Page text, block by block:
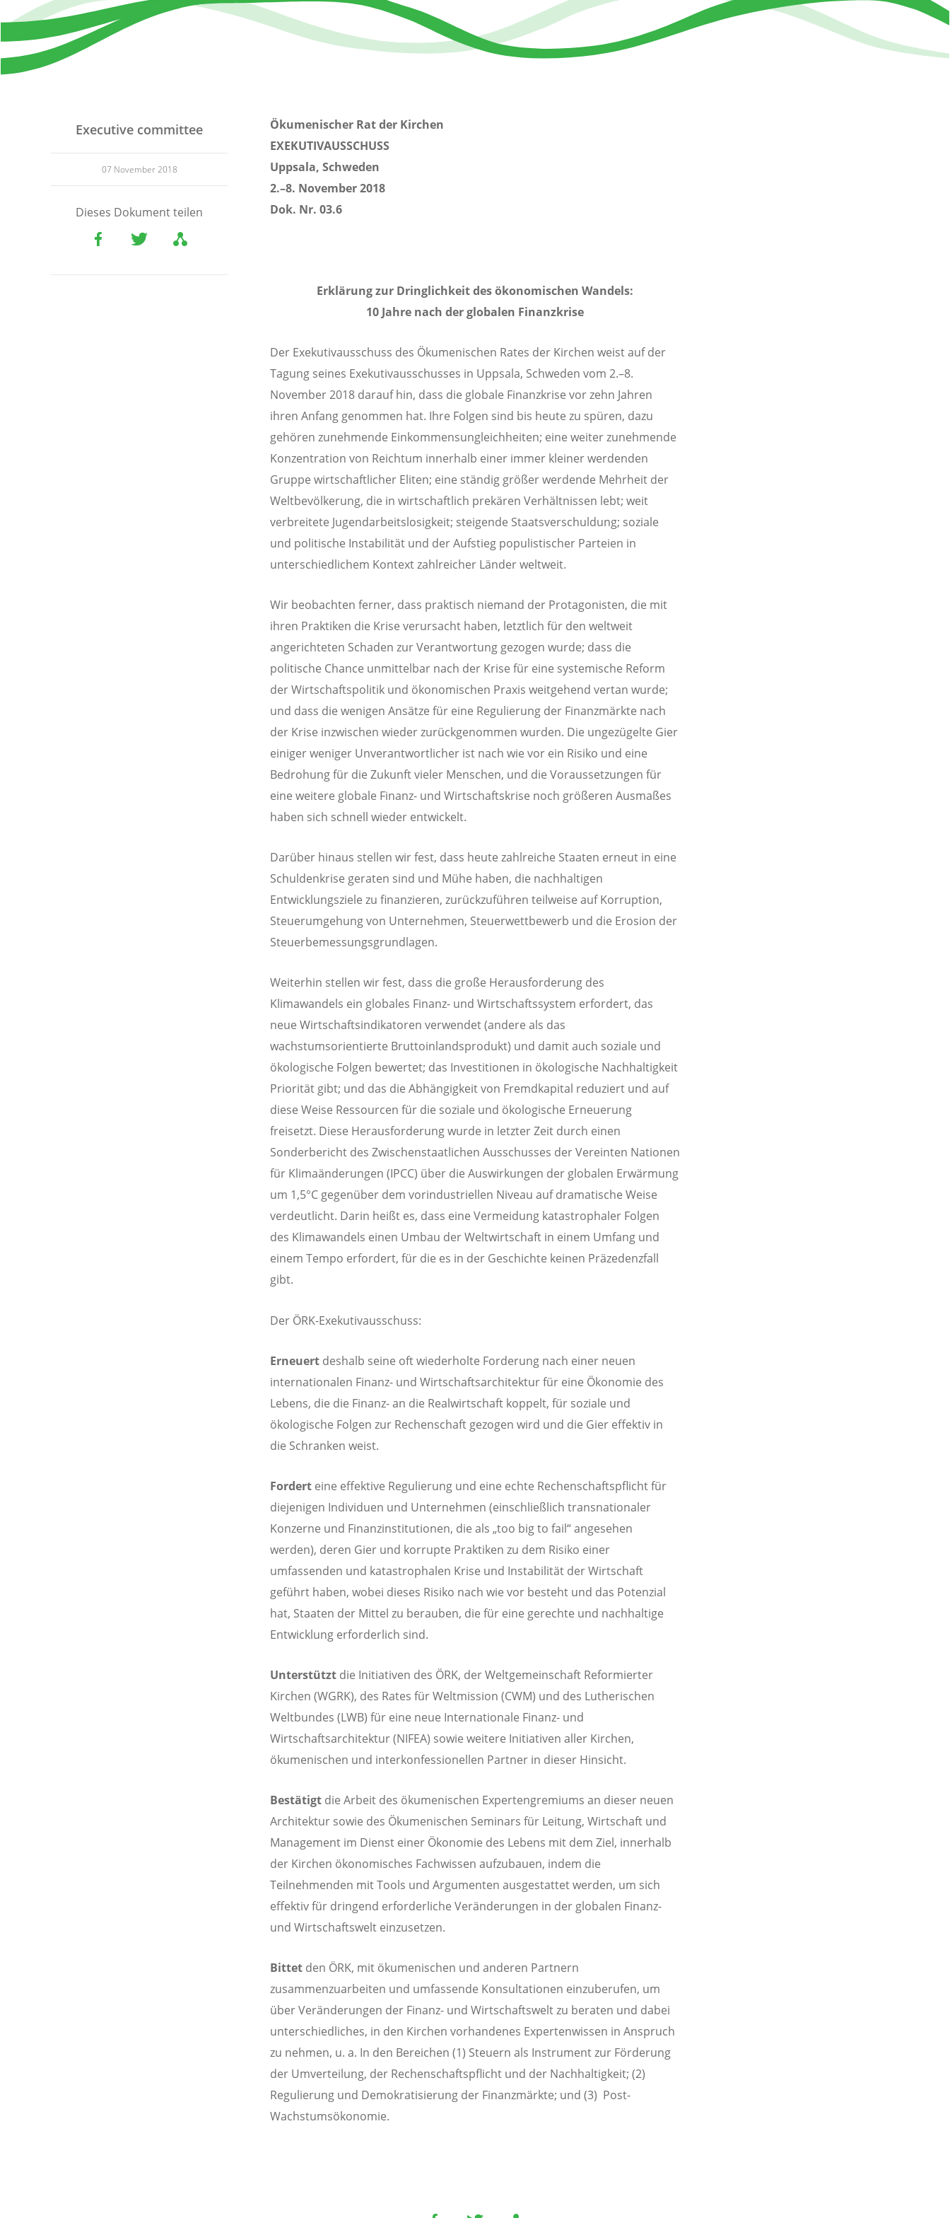
Executive committee
07 November 2018
Dieses Dokument teilen
Ökumenischer Rat der Kirchen
EXEKUTIVAUSSCHUSS
Uppsala, Schweden
2.–8. November 2018
Dok. Nr. 03.6
Erklärung zur Dringlichkeit des ökonomischen Wandels:
10 Jahre nach der globalen Finanzkrise
Der Exekutivausschuss des Ökumenischen Rates der Kirchen weist auf der
Tagung seines Exekutivausschusses in Uppsala, Schweden vom 2.–8.
November 2018 darauf hin, dass die globale Finanzkrise vor zehn Jahren
ihren Anfang genommen hat. Ihre Folgen sind bis heute zu spüren, dazu
gehören zunehmende Einkommensungleichheiten; eine weiter zunehmende
Konzentration von Reichtum innerhalb einer immer kleiner werdenden
Gruppe wirtschaftlicher Eliten; eine ständig größer werdende Mehrheit der
Weltbevölkerung, die in wirtschaftlich prekären Verhältnissen lebt; weit
verbreitete Jugendarbeitslosigkeit; steigende Staatsverschuldung; soziale
und politische Instabilität und der Aufstieg populistischer Parteien in
unterschiedlichem Kontext zahlreicher Länder weltweit.
Wir beobachten ferner, dass praktisch niemand der Protagonisten, die mit
ihren Praktiken die Krise verursacht haben, letztlich für den weltweit
angerichteten Schaden zur Verantwortung gezogen wurde; dass die
politische Chance unmittelbar nach der Krise für eine systemische Reform
der Wirtschaftspolitik und ökonomischen Praxis weitgehend vertan wurde;
und dass die wenigen Ansätze für eine Regulierung der Finanzmärkte nach
der Krise inzwischen wieder zurückgenommen wurden. Die ungezügelte Gier
einiger weniger Unverantwortlicher ist nach wie vor ein Risiko und eine
Bedrohung für die Zukunft vieler Menschen, und die Voraussetzungen für
eine weitere globale Finanz- und Wirtschaftskrise noch größeren Ausmaßes
haben sich schnell wieder entwickelt.
Darüber hinaus stellen wir fest, dass heute zahlreiche Staaten erneut in eine
Schuldenkrise geraten sind und Mühe haben, die nachhaltigen
Entwicklungsziele zu finanzieren, zurückzuführen teilweise auf Korruption,
Steuerumgehung von Unternehmen, Steuerwettbewerb und die Erosion der
Steuerbemessungsgrundlagen.
Weiterhin stellen wir fest, dass die große Herausforderung des
Klimawandels ein globales Finanz- und Wirtschaftssystem erfordert, das
neue Wirtschaftsindikatoren verwendet (andere als das
wachstumsorientierte Bruttoinlandsprodukt) und damit auch soziale und
ökologische Folgen bewertet; das Investitionen in ökologische Nachhaltigkeit
Priorität gibt; und das die Abhängigkeit von Fremdkapital reduziert und auf
diese Weise Ressourcen für die soziale und ökologische Erneuerung
freisetzt. Diese Herausforderung wurde in letzter Zeit durch einen
Sonderbericht des Zwischenstaatlichen Ausschusses der Vereinten Nationen
für Klimaänderungen (IPCC) über die Auswirkungen der globalen Erwärmung
um 1,5°C gegenüber dem vorindustriellen Niveau auf dramatische Weise
verdeutlicht. Darin heißt es, dass eine Vermeidung katastrophaler Folgen
des Klimawandels einen Umbau der Weltwirtschaft in einem Umfang und
einem Tempo erfordert, für die es in der Geschichte keinen Präzedenzfall
gibt.
Der ÖRK-Exekutivausschuss:
Erneuert deshalb seine oft wiederholte Forderung nach einer neuen
internationalen Finanz- und Wirtschaftsarchitektur für eine Ökonomie des
Lebens, die die Finanz- an die Realwirtschaft koppelt, für soziale und
ökologische Folgen zur Rechenschaft gezogen wird und die Gier effektiv in
die Schranken weist.
Fordert eine effektive Regulierung und eine echte Rechenschaftspflicht für
diejenigen Individuen und Unternehmen (einschließlich transnationaler
Konzerne und Finanzinstitutionen, die als „too big to fail“ angesehen
werden), deren Gier und korrupte Praktiken zu dem Risiko einer
umfassenden und katastrophalen Krise und Instabilität der Wirtschaft
geführt haben, wobei dieses Risiko nach wie vor besteht und das Potenzial
hat, Staaten der Mittel zu berauben, die für eine gerechte und nachhaltige
Entwicklung erforderlich sind.
Unterstützt die Initiativen des ÖRK, der Weltgemeinschaft Reformierter
Kirchen (WGRK), des Rates für Weltmission (CWM) und des Lutherischen
Weltbundes (LWB) für eine neue Internationale Finanz- und
Wirtschaftsarchitektur (NIFEA) sowie weitere Initiativen aller Kirchen,
ökumenischen und interkonfessionellen Partner in dieser Hinsicht.
Bestätigt die Arbeit des ökumenischen Expertengremiums an dieser neuen
Architektur sowie des Ökumenischen Seminars für Leitung, Wirtschaft und
Management im Dienst einer Ökonomie des Lebens mit dem Ziel, innerhalb
der Kirchen ökonomisches Fachwissen aufzubauen, indem die
Teilnehmenden mit Tools und Argumenten ausgestattet werden, um sich
effektiv für dringend erforderliche Veränderungen in der globalen Finanz-
und Wirtschaftswelt einzusetzen.
Bittet den ÖRK, mit ökumenischen und anderen Partnern
zusammenzuarbeiten und umfassende Konsultationen einzuberufen, um
über Veränderungen der Finanz- und Wirtschaftswelt zu beraten und dabei
unterschiedliches, in den Kirchen vorhandenes Expertenwissen in Anspruch
zu nehmen, u. a. In den Bereichen (1) Steuern als Instrument zur Förderung
der Umverteilung, der Rechenschaftspflicht und der Nachhaltigkeit; (2)
Regulierung und Demokratisierung der Finanzmärkte; und (3) Post-
Wachstumsökonomie.